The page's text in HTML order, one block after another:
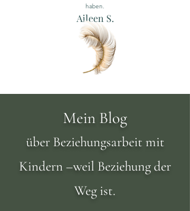
haben.
Aileen S.
Mein Blog
über Beziehungsarbeit mit
Kindern –weil Beziehung der
Weg ist.